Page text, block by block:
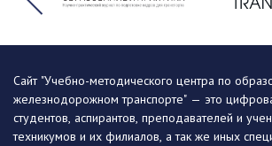
Сайт "Учебно-методического центра по
железнодорожном транспорте" — это
студентов, аспирантов, преподавателей и
техникумов и их филиалов, а так же иных